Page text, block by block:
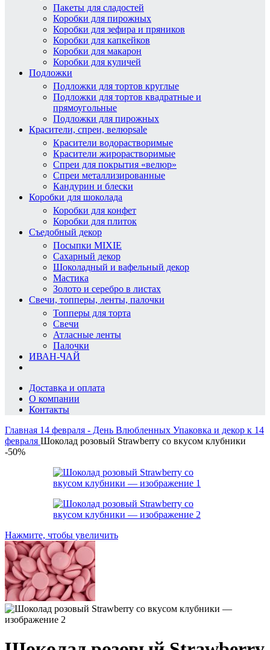
Пакеты для сладостей
Коробки для пирожных
Коробки для зефира и пряников
Коробки для капкейков
Коробки для макарон
Коробки для куличей
Подложки
Подложки для тортов круглые
Подложки для тортов квадратные и
прямоугольные
Подложки для пирожных
Красители, спреи, велюрsale
Красители водорастворимые
Красители жирорастворимые
Спреи для покрытия «велюр»
Спреи металлизированные
Кандурин и блески
Коробки для шоколада
Коробки для конфет
Коробки для плиток
Съедобный декор
Посыпки MIXIE
Сахарный декор
Шоколадный и вафельный декор
Мастика
Золото и серебро в листах
Свечи, топперы, ленты, палочки
Топперы для торта
Свечи
Атласные ленты
Палочки
ИВАН-ЧАЙ
Доставка и оплата
О компании
Контакты
Главная 14 февраля - День Влюбленных Упаковка и декор к 14
февраля Шоколад розовый Strawberry со вкусом клубники
-50%
Нажмите, чтобы увеличить